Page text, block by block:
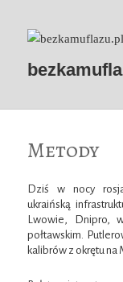
Metody
Dziś w nocy
ukraińską
Lwowie, Dnipro,
połtawskim.
kalibrów z okrętu na